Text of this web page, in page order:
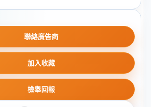
聯絡廣告商
加入收藏
檢舉回報